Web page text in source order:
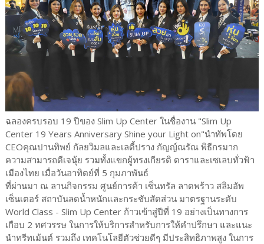
ฉลองครบรอบ 19 ปีของ Slim Up Center ในชื่องาน "Slim Up
Center 19 Years Anniversary Shine your Light on"นำทัพโดย
CEOคุณปานทิพย์ กัลยวิมลและเลดี้ปราง กัญญ์ณรัณ พิธีกรมาก
ความสามารถดีเจนุ้ย รวมทั้งแขกผู้ทรงเกียรติ ดาราและเซเลบทั่วฟ้า
เมืองไทย เมื่อวันอาทิตย์ที่ 5 กุมภาพันธ์
ที่ผ่านมา ณ ลานกิจกรรม ศูนย์การค้า เซ็นทรัล ลาดพร้าว สลิมอัพ
เซ็นเตอร์ สถาบันลดน้ำหนักและกระชับสัดส่วน มาตรฐานระดับ
World Class - Slim Up Center ก้าวเข้าสู่ปีที่ 19 อย่างเป็นทางการ
เกือบ 2 ทศวรรษ ในการให้บริการสำหรับการให้คำปรึกษา และแนะ
นำทรีทเม้นต์ รวมถึง เทคโนโลยีตัวช่วยดีๆ มีประสิทธิภาพสูง ในการ